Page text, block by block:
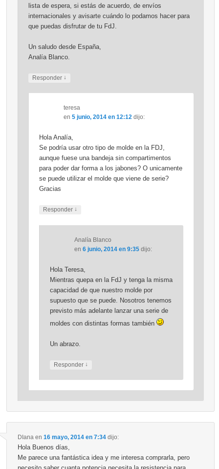
lista de espera, si estás de acuerdo, de envíos
internacionales y avisarte cuándo lo podamos hacer para
que puedas disfrutar de tu FdJ.
Un saludo desde España,
Analía Blanco.
Responder ↓
teresa
en 5 junio, 2014 en 12:12 dijo:
Hola Analía,
Se podría usar otro tipo de molde en la FDJ,
aunque fuese una bandeja sin compartimentos
para poder dar forma a los jabones? O unicamente
se puede utilizar el molde que viene de serie?
Gracias
Responder ↓
Analía Blanco
en 6 junio, 2014 en 9:35 dijo:
Hola Teresa,
Mientras quepa en la FdJ y tenga la misma
capacidad de que nuestro molde por
supuesto que se puede. Nosotros tenemos
previsto más adelante lanzar una serie de
moldes con distintas formas también
Un abrazo.
Responder ↓
DIanaen 16 mayo, 2014 en 7:34 dijo:
Hola Buenos días,
Me parece una fantástica idea y me interesa comprarla, pero